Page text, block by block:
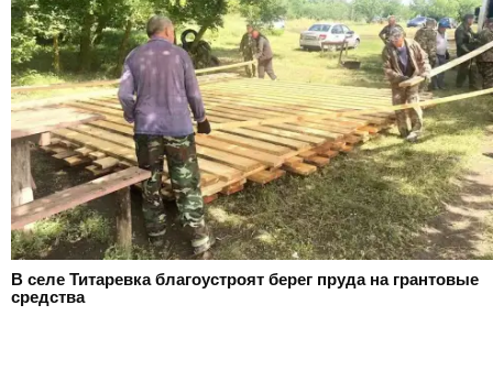
В селе Титаревка благоустроят берег пруда на грантовые
средства